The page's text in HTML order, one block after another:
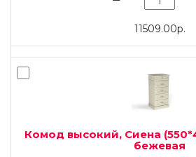
11509.00р.
Комод высокий, Сиена
бежевая